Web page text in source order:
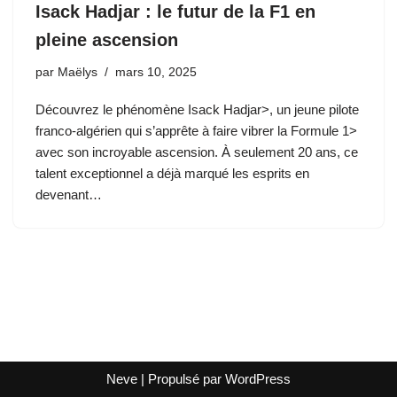
Isack Hadjar : le futur de la F1 en
pleine ascension
par Maëlys mars 10, 2025
Découvrez le phénomène Isack Hadjar>, un jeune pilote
franco-algérien qui s’apprête à faire vibrer la Formule 1>
avec son incroyable ascension. À seulement 20 ans, ce
talent exceptionnel a déjà marqué les esprits en
devenant…
Neve | Propulsé par WordPress